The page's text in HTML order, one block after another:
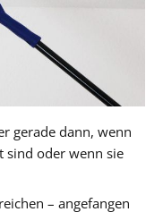
gerade dann, wenn
sind oder wenn sie
– angefangen